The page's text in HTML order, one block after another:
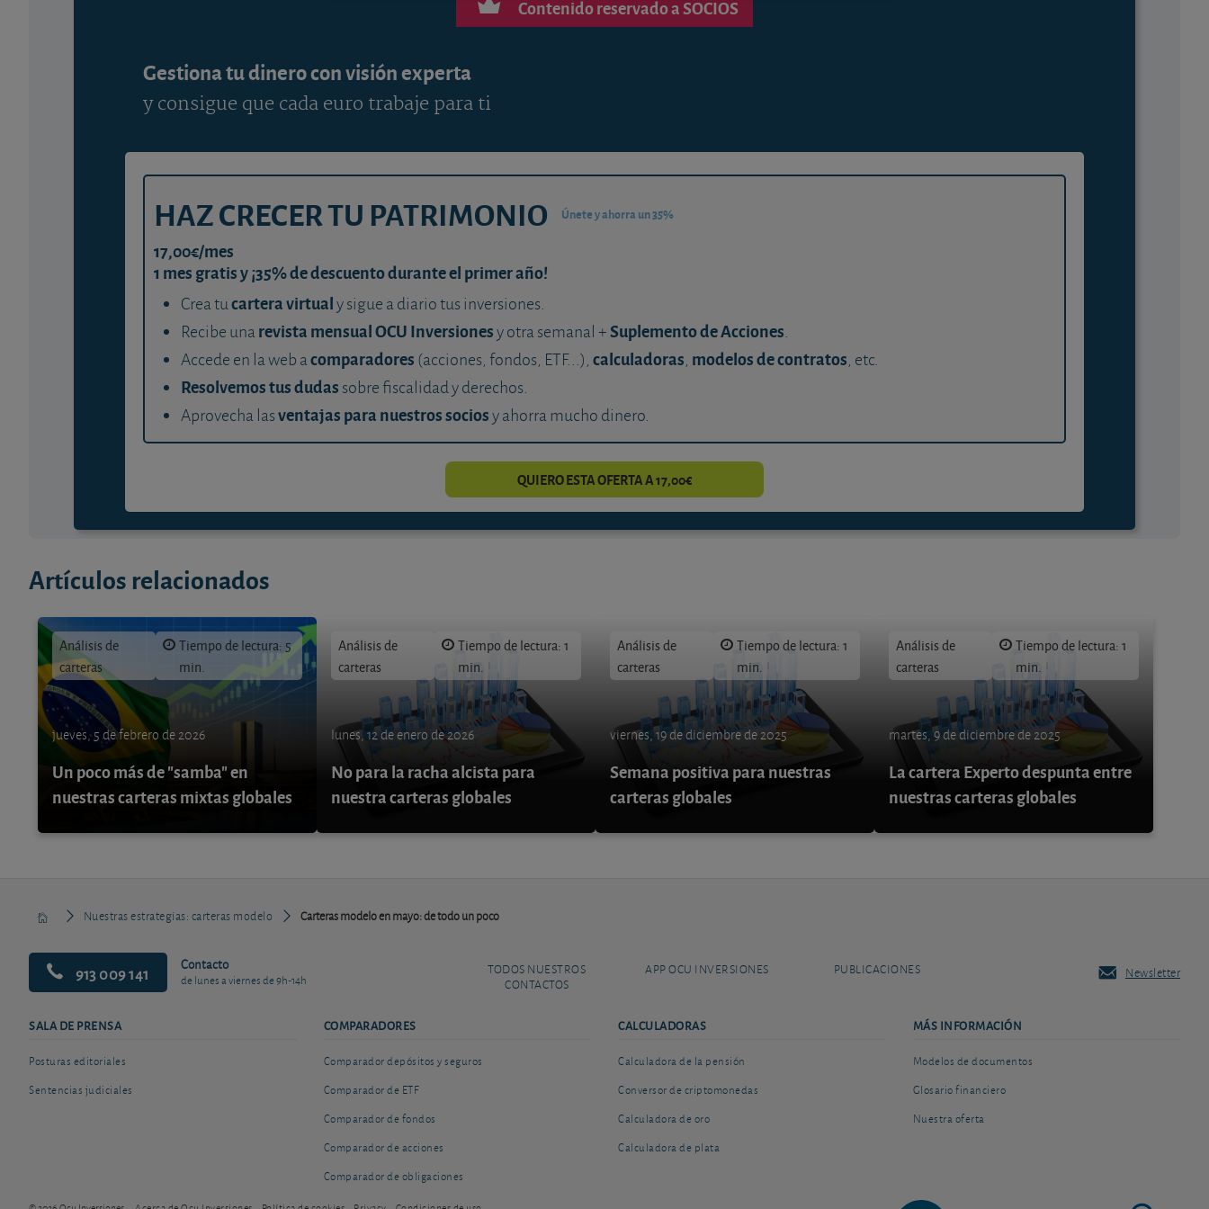
Contenido reservado a SOCIOS
Gestiona tu dinero con visión experta
y consigue que cada euro trabaje para ti
HAZ CRECER TU PATRIMONIO Únete y ahorra un 35%
17,00€/mes
1 mes gratis y ¡35% de descuento durante el primer año!
Crea tucartera virtualy sigue a diario tus inversiones.
Recibe unarevista mensual OCU Inversionesy otra semanal +Suplemento de Acciones.
Accede en la web acomparadores (acciones, fondos, ETF...), calculadoras, modelos de contratos, etc.
Resolvemos tus dudas sobre fiscalidad y derechos.
Aprovecha lasventajas para nuestros sociosy ahorra mucho dinero.
QUIERO ESTA OFERTA A 17,00€
Artículos relacionados
Análisis de
carteras
Tiempo de lectura: 5
min.
jueves, 5 de febrero de 2026
Un poco más de "samba" en
nuestras carteras mixtas globales
Análisis de
carteras
Tiempo de lectura: 1
min.
lunes, 12 de enero de 2026
No para la racha alcista para
nuestra carteras globales
Análisis de
carteras
Tiempo de lectura: 1
min.
viernes, 19 de diciembre de 2025
Semana positiva para nuestras
carteras globales
Análisis de
carteras
Tiempo de lectura: 1
min.
martes, 9 de diciembre de 2025
La cartera Experto despunta entre
nuestras carteras globales
Nuestras estrategias: carteras modelo Carteras modelo en mayo: de todo un poco
913 009 141 Contacto
de lunes a viernes de 9h-14h
TODOS NUESTROS
CONTACTOS
APP OCU INVERSIONES PUBLICACIONES Newsletter
SALA DE PRENSA
Posturas editoriales
Sentencias judiciales
COMPARADORES
Comparador depósitos y seguros
Comparador de ETF
Comparador de fondos
Comparador de acciones
Comparador de obligaciones
CALCULADORAS
Calculadora de la pensión
Conversor de criptomonedas
Calculadora de oro
Calculadora de plata
MÁS INFORMACIÓN
Modelos de documentos
Glosario financiero
Nuestra oferta